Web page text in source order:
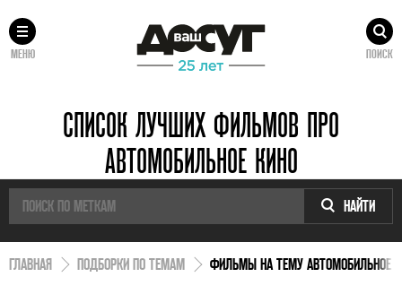
МЕНЮ ПОИСК
СПИСОК ЛУЧШИХ ФИЛЬМОВ ПРО
АВТОМОБИЛЬНОЕ КИНО
НАЙТИ
ГЛАВНАЯ ПОДБОРКИ ПО ТЕМАМ ФИЛЬМЫ НА ТЕМУ АВТОМОБИЛЬНОЕ